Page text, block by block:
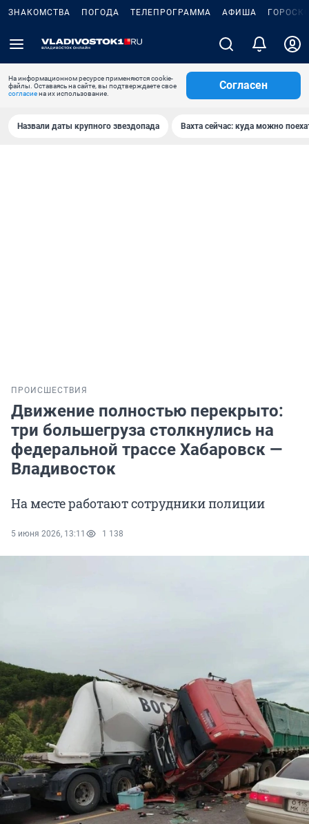
ЗНАКОМСТВА ПОГОДА ТЕЛЕПРОГРАММА АФИША
На информационном ресурсе применяются cookie-
файлы. Оставаясь на сайте, вы подтверждаете свое
согласиена их использование.
Согласен
Назвали даты крупного звездопада Вахта сейчас: куда можно
ПРОИСШЕСТВИЯ
Движение полностью перекрыто:
три большегруза столкнулись на
федеральной трассе Хабаровск —
Владивосток
На месте работают сотрудники полиции
5 июня 2026, 13:11 1 138